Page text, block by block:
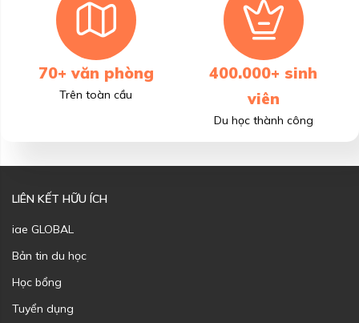
70+ văn phòng
Trên toàn cầu
400.000+ sinh
viên
Du học thành công
LIÊN KẾT HỮU ÍCH
iae GLOBAL
Bản tin du học
Học bổng
Tuyển dụng